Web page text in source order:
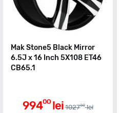
Mak Stone5 Black Mirror
6.5J x 16 Inch 5X108 ET46
CB65.1
99400 lei 102700 lei